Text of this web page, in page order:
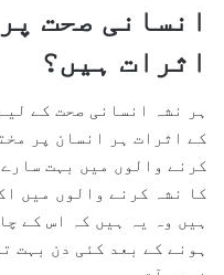
انسانی صحت
اثرات ہیں؟
ہر نشہ انسانی صحت کے
کے اثرات ہر انسان پر
کرنے والوں میں بہت
کا نشہ کرنے والوں میں
ہیں وہ یہ ہیں کہ اس کے
ہونے کے بعد کئی دن بہت